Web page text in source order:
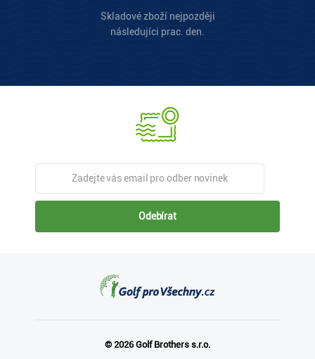
Skladové zboží nejpozději
následujíci prac. den.
Odebírat
© 2026 Golf Brothers s.r.o.